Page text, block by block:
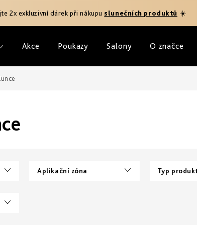
2x exkluzivní dárek při nákupuslunečních produktů ☀️
Akce Poukazy Salony O značce
Aplikační zóna Typ